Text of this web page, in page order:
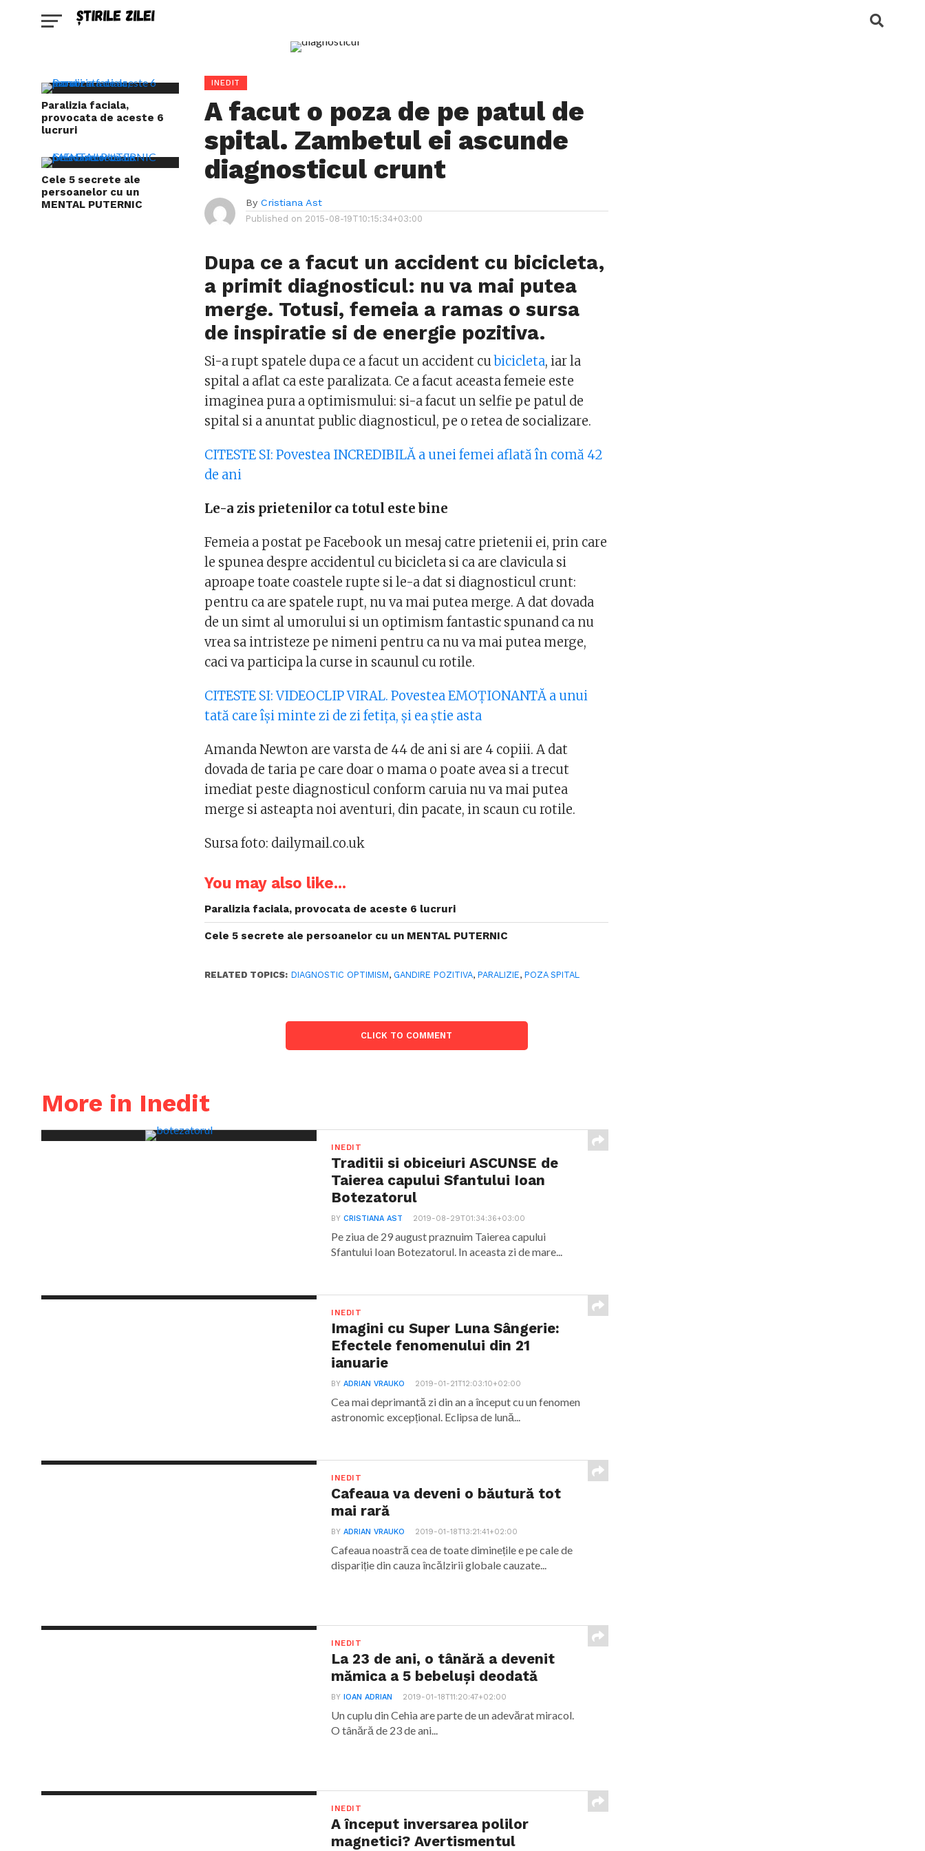
Paralizia faciala,
provocata de aceste 6
lucruri
Cele 5 secrete ale
persoanelor cu un
MENTAL PUTERNIC
INEDIT
A facut o poza de pe patul de
spital. Zambetul ei ascunde
diagnosticul crunt
By Cristiana Ast
Published on 2015-08-19T10:15:34+03:00
Dupa ce a facut un accident cu bicicleta,
a primit diagnosticul: nu va mai putea
merge. Totusi, femeia a ramas o sursa
de inspiratie si de energie pozitiva.
Si-a rupt spatele dupa ce a facut un accident cubicicleta, iar la
spital a aflat ca este paralizata. Ce a facut aceasta femeie este
imaginea pura a optimismului: si-a facut un selfie pe patul de
spital si a anuntat public diagnosticul, pe o retea de socializare.
CITESTE SI: Povestea INCREDIBILĂ a unei femei aflată în comă 42
de ani
Le-a zis prietenilor ca totul este bine
Femeia a postat pe Facebook un mesaj catre prietenii ei, prin care
le spunea despre accidentul cu bicicleta si ca are clavicula si
aproape toate coastele rupte si le-a dat si diagnosticul crunt:
pentru ca are spatele rupt, nu va mai putea merge. A dat dovada
de un simt al umorului si un optimism fantastic spunand ca nu
vrea sa intristeze pe nimeni pentru ca nu va mai putea merge,
caci va participa la curse in scaunul cu rotile.
CITESTE SI: VIDEOCLIP VIRAL. Povestea EMOȚIONANTĂ a unui
tată care își minte zi de zi fetița, și ea știe asta
Amanda Newton are varsta de 44 de ani si are 4 copiii. A dat
dovada de taria pe care doar o mama o poate avea si a trecut
imediat peste diagnosticul conform caruia nu va mai putea
merge si asteapta noi aventuri, din pacate, in scaun cu rotile.
Sursa foto: dailymail.co.uk
You may also like...
Paralizia faciala, provocata de aceste 6 lucruri
Cele 5 secrete ale persoanelor cu un MENTAL PUTERNIC
RELATED TOPICS: DIAGNOSTIC OPTIMISM, GANDIRE POZITIVA,PARALIZIE,POZA SPITAL
CLICK TO COMMENT
More in Inedit
INEDIT
Traditii si obiceiuri ASCUNSE de
Taierea capului Sfantului Ioan
Botezatorul
BYCRISTIANA AST 2019-08-29T01:34:36+03:00
Pe ziua de 29 august praznuim Taierea capului
Sfantului Ioan Botezatorul. In aceasta zi de mare...
INEDIT
Imagini cu Super Luna Sângerie:
Efectele fenomenului din 21
ianuarie
BYADRIAN VRAUKO 2019-01-21T12:03:10+02:00
Cea mai deprimantă zi din an a început cu un fenomen
astronomic excepțional. Eclipsa de lună...
INEDIT
Cafeaua va deveni o băutură tot
mai rară
BYADRIAN VRAUKO 2019-01-18T13:21:41+02:00
Cafeaua noastră cea de toate diminețile e pe cale de
dispariție din cauza încălzirii globale cauzate...
INEDIT
La 23 de ani, o tânără a devenit
mămica a 5 bebeluși deodată
BYIOAN ADRIAN 2019-01-18T11:20:47+02:00
Un cuplu din Cehia are parte de un adevărat miracol.
O tânără de 23 de ani...
INEDIT
A început inversarea polilor
magnetici? Avertismentul